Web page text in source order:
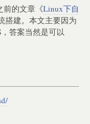
前的文章《Linux下自
搭建。本文主要因为
答案当然是可以